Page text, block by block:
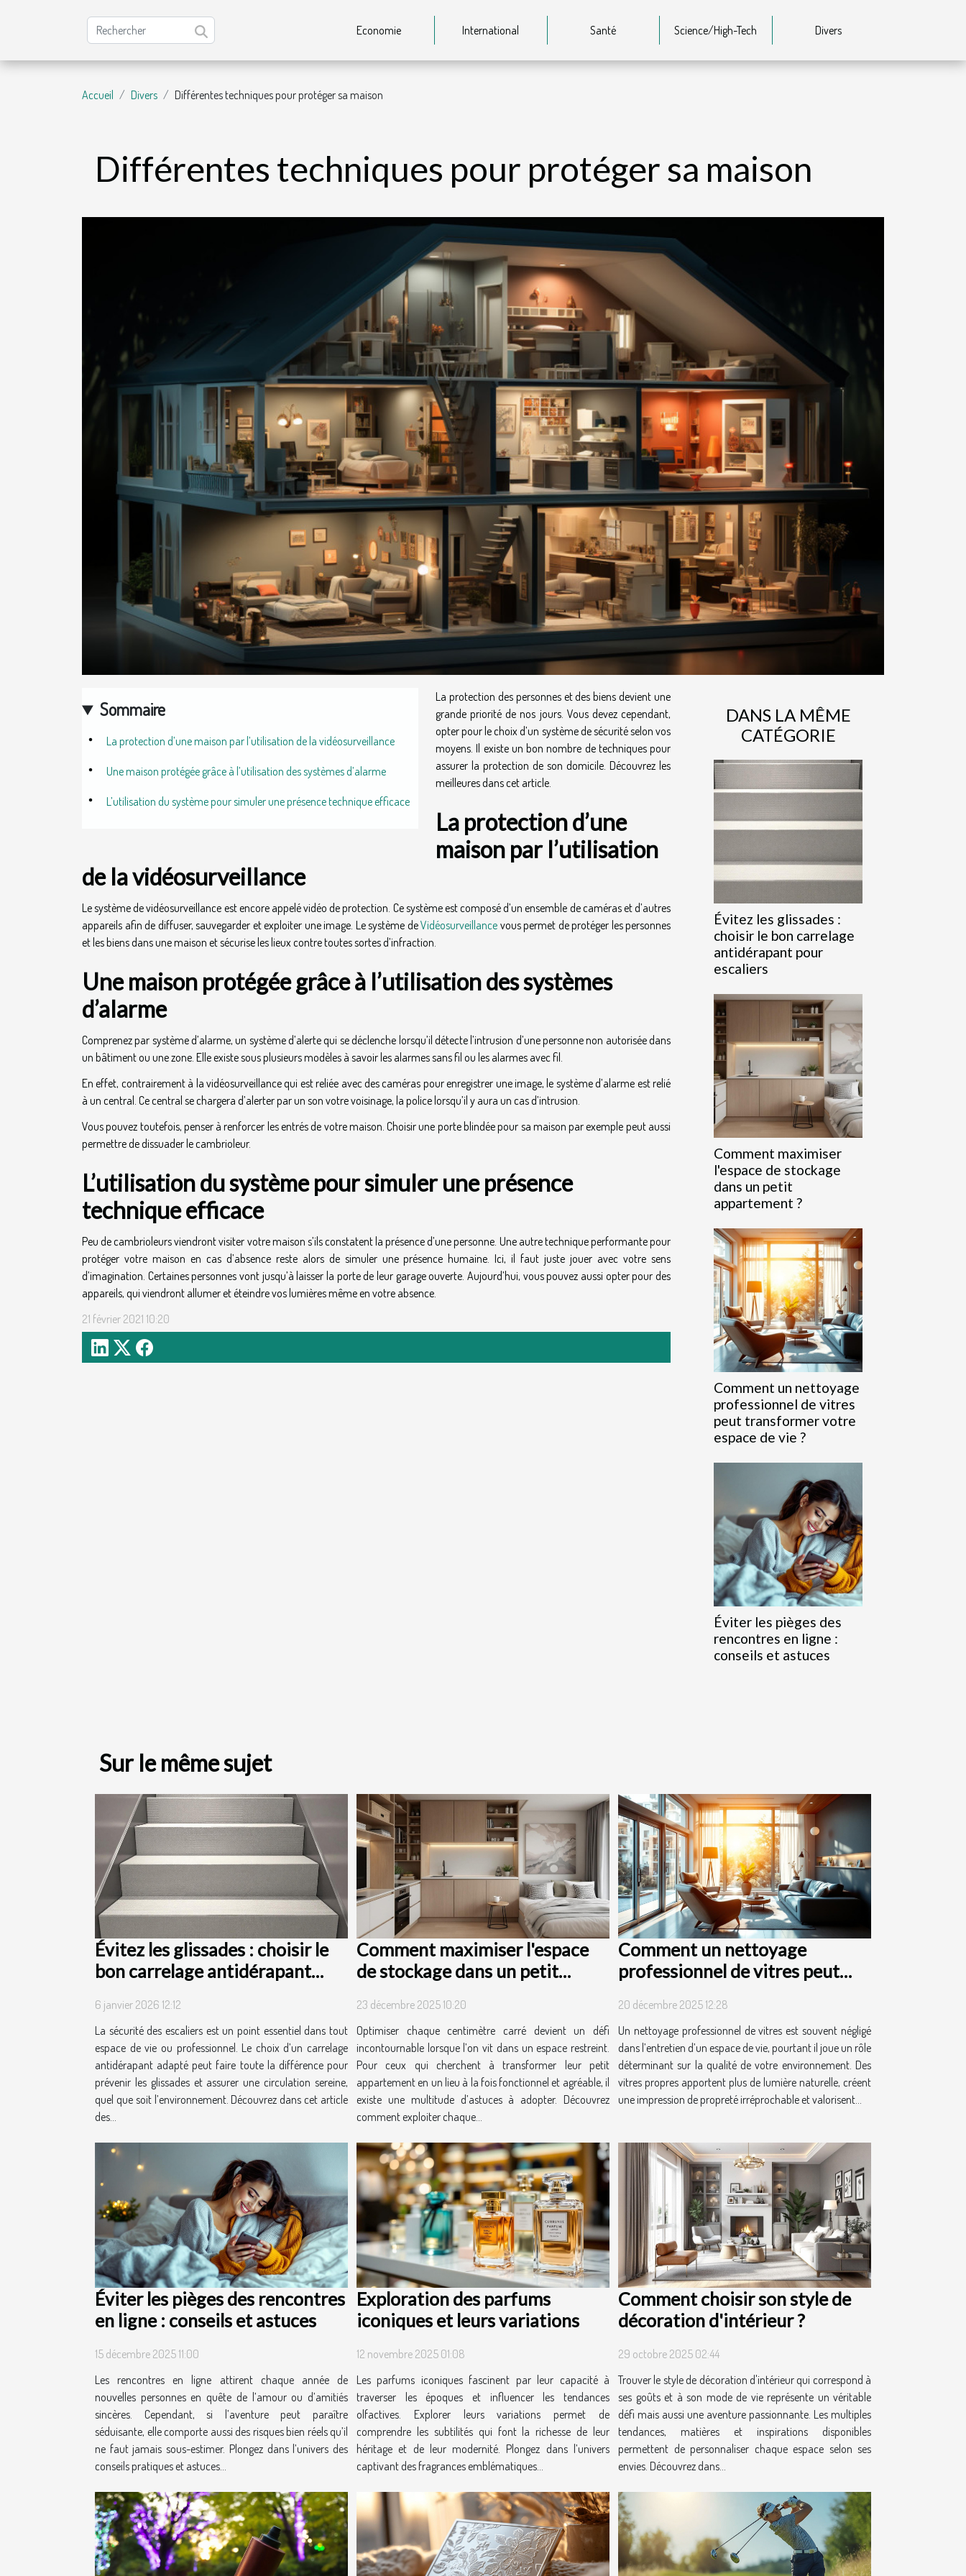
Economie International Santé Science/High-Tech Divers
Accueil Divers Différentes techniques pour protéger sa maison
Différentes techniques pour protéger sa maison
Sommaire
La protection d’une maison par l’utilisation de la vidéosurveillance
Une maison protégée grâce à l’utilisation des systèmes d’alarme
L’utilisation du système pour simuler une présence technique efficace
La protection des personnes et des biens devient une
grande priorité de nos jours. Vous devez cependant,
opter pour le choix d’un système de sécurité selon vos
moyens. Il existe un bon nombre de techniques pour
assurer la protection de son domicile. Découvrez les
meilleures dans cet article.
La protection d’une
maison par l’utilisation
de la vidéosurveillance
Le système de vidéosurveillance est encore appelé vidéo de protection. Ce système est composé d’un ensemble de caméras et d’autres
appareils afin de diffuser, sauvegarder et exploiter une image. Le système deVidéosurveillance vous permet de protéger les personnes
et les biens dans une maison et sécurise les lieux contre toutes sortes d’infraction.
Une maison protégée grâce à l’utilisation des systèmes
d’alarme
Comprenez par système d’alarme, un système d’alerte qui se déclenche lorsqu’il détecte l’intrusion d’une personne non autorisée dans
un bâtiment ou une zone. Elle existe sous plusieurs modèles à savoir les alarmes sans fil ou les alarmes avec fil.
En effet, contrairement à la vidéosurveillance qui est reliée avec des caméras pour enregistrer une image, le système d’alarme est relié
à un central. Ce central se chargera d’alerter par un son votre voisinage, la police lorsqu’il y aura un cas d’intrusion.
Vous pouvez toutefois, penser à renforcer les entrés de votre maison. Choisir une porte blindée pour sa maison par exemple peut aussi
permettre de dissuader le cambrioleur.
L’utilisation du système pour simuler une présence
technique efficace
Peu de cambrioleurs viendront visiter votre maison s’ils constatent la présence d’une personne. Une autre technique performante pour
protéger votre maison en cas d’absence reste alors de simuler une présence humaine. Ici, il faut juste jouer avec votre sens
d’imagination. Certaines personnes vont jusqu’à laisser la porte de leur garage ouverte. Aujourd’hui, vous pouvez aussi opter pour des
appareils, qui viendront allumer et éteindre vos lumières même en votre absence.
21 février 2021 10:20
DANS LA MÊME
CATÉGORIE
Évitez les glissades :
choisir le bon carrelage
antidérapant pour
escaliers
Comment maximiser
l'espace de stockage
dans un petit
appartement ?
Comment un nettoyage
professionnel de vitres
peut transformer votre
espace de vie ?
Éviter les pièges des
rencontres en ligne :
conseils et astuces
Sur le même sujet
Évitez les glissades : choisir le
bon carrelage antidérapant
6 janvier 2026 12:12
La sécurité des escaliers est un point essentiel dans tout
espace de vie ou professionnel. Le choix d’un carrelage
antidérapant adapté peut faire toute la différence pour
prévenir les glissades et assurer une circulation sereine,
quel que soit l’environnement. Découvrez dans cet article
des...
Comment maximiser l'espace
de stockage dans un petit
23 décembre 2025 10:20
Optimiser chaque centimètre carré devient un défi
incontournable lorsque l’on vit dans un espace restreint.
Pour ceux qui cherchent à transformer leur petit
appartement en un lieu à la fois fonctionnel et agréable, il
existe une multitude d’astuces à adopter. Découvrez
comment exploiter chaque...
Comment un nettoyage
professionnel de vitres peut
?
20 décembre 2025 12:28
Un nettoyage professionnel de vitres est souvent négligé
dans l’entretien d’un espace de vie, pourtant il joue un rôle
déterminant sur la qualité de votre environnement. Des
vitres propres apportent plus de lumière naturelle, créent
une impression de propreté irréprochable et valorisent...
Éviter les pièges des rencontres
en ligne : conseils et astuces
15 décembre 2025 11:00
Les rencontres en ligne attirent chaque année de
nouvelles personnes en quête de l’amour ou d’amitiés
sincères. Cependant, si l’aventure peut paraître
séduisante, elle comporte aussi des risques bien réels qu’il
ne faut jamais sous-estimer. Plongez dans l’univers des
conseils pratiques et astuces...
Exploration des parfums
iconiques et leurs variations
12 novembre 2025 01:08
Les parfums iconiques fascinent par leur capacité à
traverser les époques et influencer les tendances
olfactives. Explorer leurs variations permet de
comprendre les subtilités qui font la richesse de leur
héritage et de leur modernité. Plongez dans l’univers
captivant des fragrances emblématiques...
Comment choisir son style de
décoration d'intérieur ?
29 octobre 2025 02:44
Trouver le style de décoration d'intérieur qui correspond à
ses goûts et à son mode de vie représente un véritable
défi mais aussi une aventure passionnante. Les multiples
tendances, matières et inspirations disponibles
permettent de personnaliser chaque espace selon ses
envies. Découvrez dans...